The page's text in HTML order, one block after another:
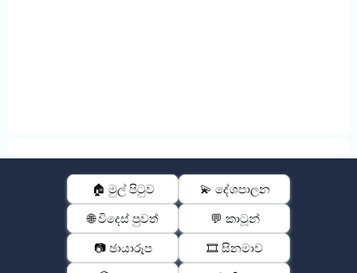
🏠 මුල් පිටුව 💫 දේශපාලන
🌐 විදෙස් පුවත් 💬 කාටූන්
📷 ඡායාරූප 🎞️ සිනමාව